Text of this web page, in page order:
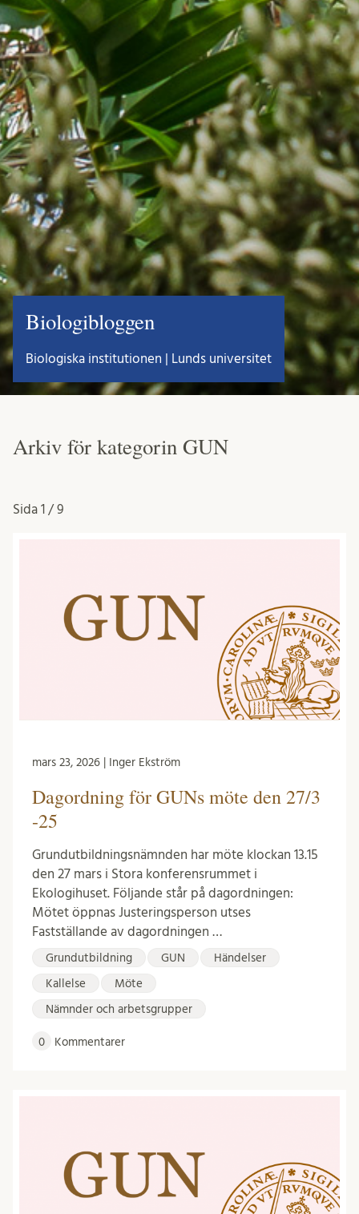
Biologibloggen
Biologiska institutionen | Lunds universitet
Arkiv för kategorin GUN
Sida 1 / 9
mars 23, 2026 | Inger Ekström
Dagordning för GUNs möte den 27/3
-25
Grundutbildningsnämnden har möte klockan 13.15
den 27 mars i Stora konferensrummet i
Ekologihuset. Följande står på dagordningen:
Mötet öppnas Justeringsperson utses
Fastställande av dagordningen …
Grundutbildning GUN Händelser
Kallelse Möte
Nämnder och arbetsgrupper
0 Kommentarer